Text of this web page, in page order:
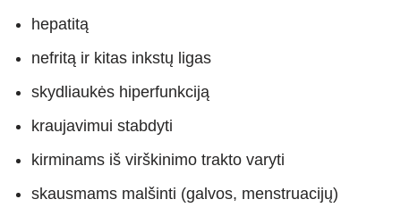
hepatitą
nefritą ir kitas inkstų ligas
skydliaukės hiperfunkciją
kraujavimui stabdyti
kirminams iš virškinimo trakto varyti
skausmams malšinti (galvos, menstruacijų)